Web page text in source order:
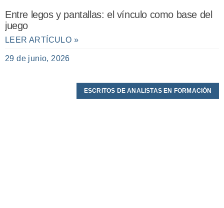
Entre legos y pantallas: el vínculo como base del
juego
LEER ARTÍCULO »
29 de junio, 2026
ESCRITOS DE ANALISTAS EN FORMACIÓN